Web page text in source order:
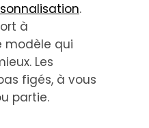
.
à
modèle qui
Les
figés, à vous
partie.